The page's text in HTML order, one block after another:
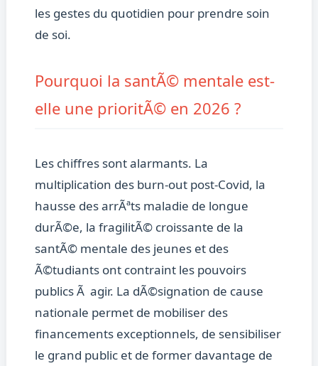
les gestes du quotidien pour prendre soin
de soi.
Pourquoi la santÃ© mentale est-
elle une prioritÃ© en 2026 ?
Les chiffres sont alarmants. La
multiplication des burn-out post-Covid, la
hausse des arrÃªts maladie de longue
durÃ©e, la fragilitÃ© croissante de la
santÃ© mentale des jeunes et des
Ã©tudiants ont contraint les pouvoirs
publics Ã agir. La dÃ©signation de cause
nationale permet de mobiliser des
financements exceptionnels, de sensibiliser
le grand public et de former davantage de